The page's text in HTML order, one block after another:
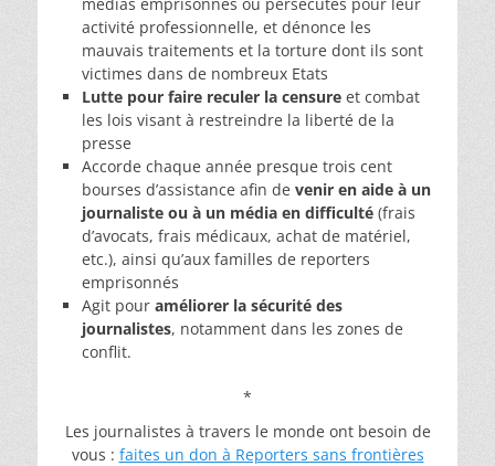
activité professionnelle, et dénonce les
mauvais traitements et la torture dont ils sont
victimes dans de nombreux Etats
Lutte pour faire reculer la censure et combat
les lois visant à restreindre la liberté de la
presse
Accorde chaque année presque trois cent
bourses d’assistance afin de venir en aide à un
journaliste ou à un média en difficulté (frais
d’avocats, frais médicaux, achat de matériel,
etc.), ainsi qu’aux familles de reporters
emprisonnés
Agit pour améliorer la sécurité des
journalistes, notamment dans les zones de
conflit.
*
Les journalistes à travers le monde ont besoin de
vous : faites un don à Reporters sans frontières